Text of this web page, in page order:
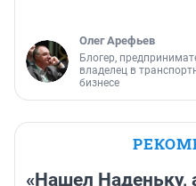
Олег Арефьев
Блогер,
владелец в
бизнесе
«Нашел Наденьку,